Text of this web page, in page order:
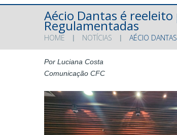
Aécio Dantas é reeleito
Regulamentadas
HOME NOTÍCIAS AÉCIO
Por Luciana Costa
Comunicação CFC